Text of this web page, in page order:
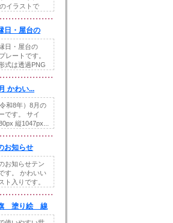
イラストで
日・屋台の
日・屋台の
レートです。
式は透過PNG
かわい...
和8年）8月の
です。 サイ
縦1047px...
お知らせ
お知らせテン
す。 かわいい
ト入りです。
塗り絵 線